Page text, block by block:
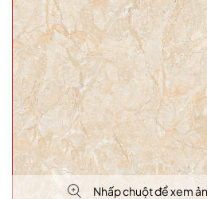
Nhấp chuột để xem